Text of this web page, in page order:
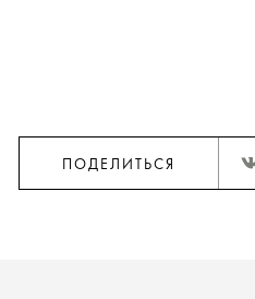
ПОДЕЛИТЬСЯ